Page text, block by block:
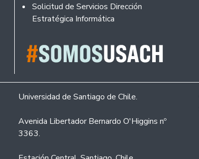
Solicitud de Servicios Dirección
Estratégica Informática
Universidad de Santiago de Chile.
Avenida Libertador Bernardo O'Higgins nº
3363.